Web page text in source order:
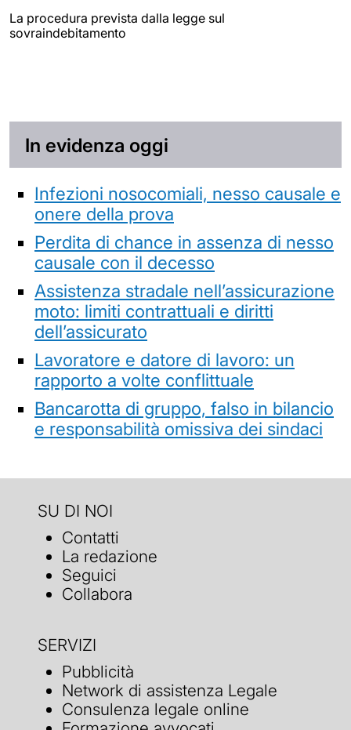
La procedura prevista dalla legge sul
sovraindebitamento
In evidenza oggi
Infezioni nosocomiali, nesso causale e
onere della prova
Perdita di chance in assenza di nesso
causale con il decesso
Assistenza stradale nell’assicurazione
moto: limiti contrattuali e diritti
dell’assicurato
Lavoratore e datore di lavoro: un
rapporto a volte conflittuale
Bancarotta di gruppo, falso in bilancio
e responsabilità omissiva dei sindaci
SU DI NOI
Contatti
La redazione
Seguici
Collabora
SERVIZI
Pubblicità
Network di assistenza Legale
Consulenza legale online